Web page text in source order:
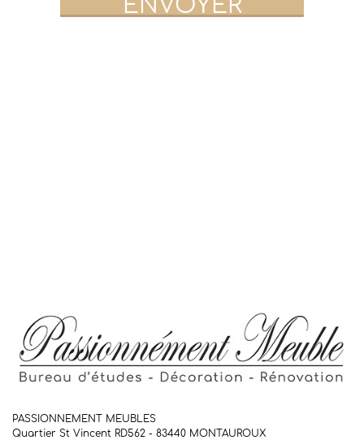
PASSIONNEMENT MEUBLES
Quartier St Vincent RD562 - 83440 MONTAUROUX